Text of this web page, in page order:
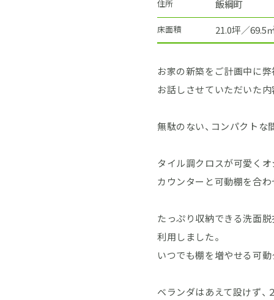
住所 飯綱町
床面積 21.0坪／69.5
お家の新築をご計画中に
お話しさせていただいた
無駄のない、コンパクトな
タイル調クロスが可愛く
カウンターと可動棚を合
たっぷり収納できる洗面
利用しました。
いつでも棚を増やせる可
ベランダはあえて設けず